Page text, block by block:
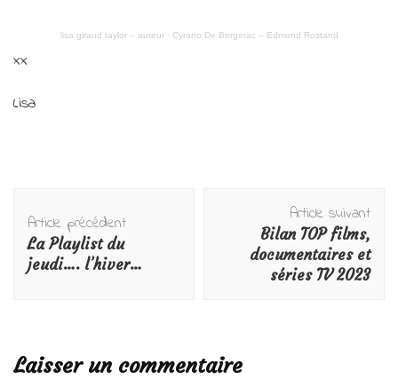
lisa giraud taylor – auteur· Cyrano De Bergerac – Edmond Rostand
xx
Lisa
d'article
Article précédent
La Playlist du
jeudi…. l’hiver…
Article suivant
Bilan TOP films,
documentaires et
séries TV 2023
Laisser un commentaire